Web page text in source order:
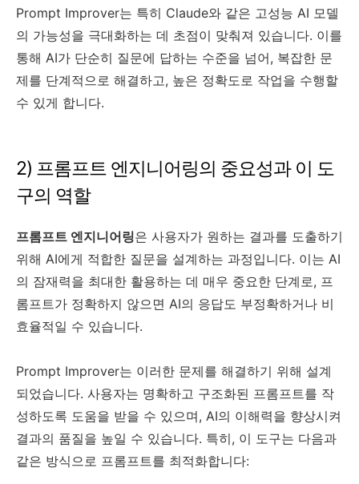
Prompt Improver는 특히 Claude와 같은 고성능 AI 모델
의 가능성을 극대화하는 데 초점이 맞춰져 있습니다. 이를
통해 AI가 단순히 질문에 답하는 수준을 넘어, 복잡한 문
제를 단계적으로 해결하고, 높은 정확도로 작업을 수행할
수 있게 합니다.
2) 프롬프트 엔지니어링의 중요성과 이 도
구의 역할
프롬프트 엔지니어링은 사용자가 원하는 결과를 도출하기
위해 AI에게 적합한 질문을 설계하는 과정입니다. 이는 AI
의 잠재력을 최대한 활용하는 데 매우 중요한 단계로, 프
롬프트가 정확하지 않으면 AI의 응답도 부정확하거나 비
효율적일 수 있습니다.
Prompt Improver는 이러한 문제를 해결하기 위해 설계
되었습니다. 사용자는 명확하고 구조화된 프롬프트를 작
성하도록 도움을 받을 수 있으며, AI의 이해력을 향상시켜
결과의 품질을 높일 수 있습니다. 특히, 이 도구는 다음과
같은 방식으로 프롬프트를 최적화합니다: